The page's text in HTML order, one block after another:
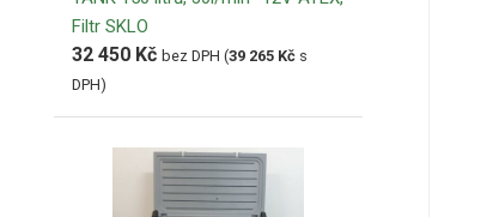
Filtr SKLO
32 450 Kč bez DPH (39 265 Kč s
DPH)